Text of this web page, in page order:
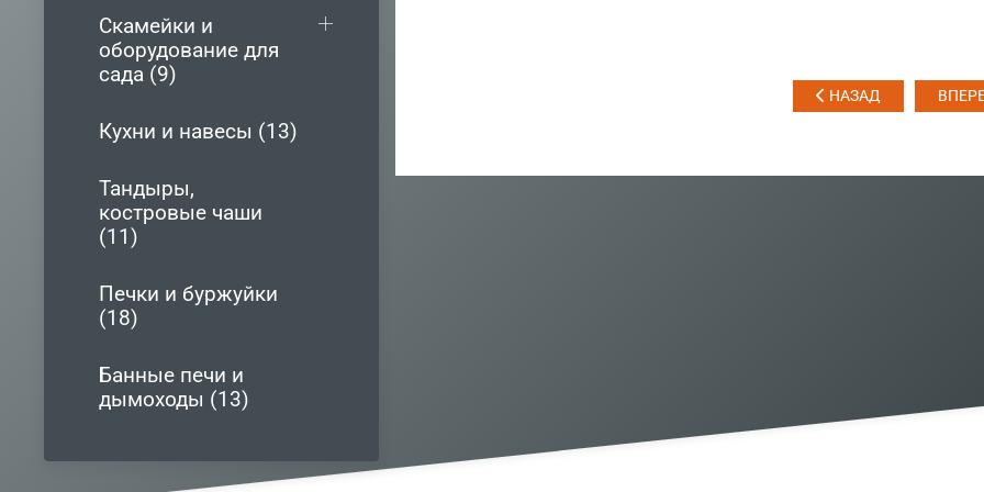
Скамейки и
оборудование для
сада (9)
Кухни и навесы (13)
Тандыры,
костровые чаши
(11)
Печки и буржуйки
(18)
Банные печи и
дымоходы (13)
НАЗАД